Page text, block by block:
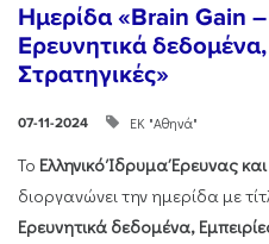
Ημερίδα «Brain Gain
Ερευνητικά δεδομένα,
Στρατηγικές»
07-11-2024 ΕΚ "Αθηνά"
Το Ελληνικό Ίδρυμα Έρευνας
διοργανώνει την ημερίδα με
Ερευνητικά δεδομένα,